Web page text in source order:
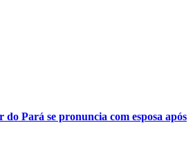
Pará se pronuncia com esposa após